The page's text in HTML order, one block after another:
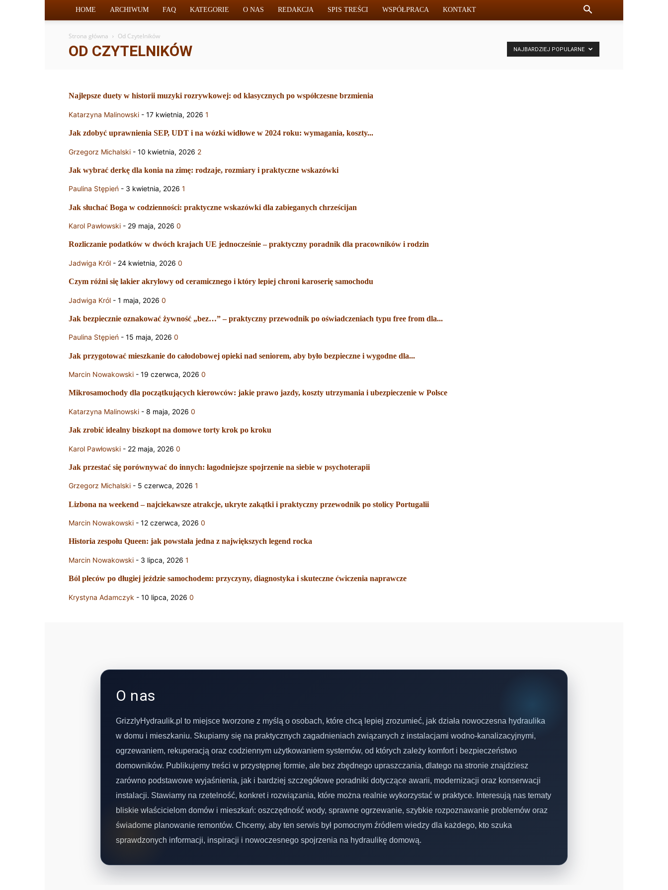
HOME ARCHIWUM FAQ KATEGORIE O NAS REDAKCJA SPIS TREŚCI WSPÓŁPRACA KONTAKT
Strona główna Od Czytelników
OD CZYTELNIKÓW NAJBARDZIEJ POPULARNE
Najlepsze duety w historii muzyki rozrywkowej: od klasycznych po współczesne brzmienia
Katarzyna Malinowski - 17 kwietnia, 2026 1
Jak zdobyć uprawnienia SEP, UDT i na wózki widłowe w 2024 roku: wymagania, koszty...
Grzegorz Michalski - 10 kwietnia, 2026 2
Jak wybrać derkę dla konia na zimę: rodzaje, rozmiary i praktyczne wskazówki
Paulina Stępień - 3 kwietnia, 2026 1
Jak słuchać Boga w codzienności: praktyczne wskazówki dla zabieganych chrześcijan
Karol Pawłowski - 29 maja, 2026 0
Rozliczanie podatków w dwóch krajach UE jednocześnie – praktyczny poradnik dla pracowników i rodzin
Jadwiga Król - 24 kwietnia, 2026 0
Czym różni się lakier akrylowy od ceramicznego i który lepiej chroni karoserię samochodu
Jadwiga Król - 1 maja, 2026 0
Jak bezpiecznie oznakować żywność „bez…” – praktyczny przewodnik po oświadczeniach typu free from dla...
Paulina Stępień - 15 maja, 2026 0
Jak przygotować mieszkanie do całodobowej opieki nad seniorem, aby było bezpieczne i wygodne dla...
Marcin Nowakowski - 19 czerwca, 2026 0
Mikrosamochody dla początkujących kierowców: jakie prawo jazdy, koszty utrzymania i ubezpieczenie w Polsce
Katarzyna Malinowski - 8 maja, 2026 0
Jak zrobić idealny biszkopt na domowe torty krok po kroku
Karol Pawłowski - 22 maja, 2026 0
Jak przestać się porównywać do innych: łagodniejsze spojrzenie na siebie w psychoterapii
Grzegorz Michalski - 5 czerwca, 2026 1
Lizbona na weekend – najciekawsze atrakcje, ukryte zakątki i praktyczny przewodnik po stolicy Portugalii
Marcin Nowakowski - 12 czerwca, 2026 0
Historia zespołu Queen: jak powstała jedna z największych legend rocka
Marcin Nowakowski - 3 lipca, 2026 1
Ból pleców po długiej jeździe samochodem: przyczyny, diagnostyka i skuteczne ćwiczenia naprawcze
Krystyna Adamczyk - 10 lipca, 2026 0
O nas
GrizzlyHydraulik.pl to miejsce tworzone z myślą o osobach, które chcą lepiej zrozumieć, jak działa nowoczesna hydraulika
w domu i mieszkaniu. Skupiamy się na praktycznych zagadnieniach związanych z instalacjami wodno-kanalizacyjnymi,
ogrzewaniem, rekuperacją oraz codziennym użytkowaniem systemów, od których zależy komfort i bezpieczeństwo
domowników. Publikujemy treści w przystępnej formie, ale bez zbędnego upraszczania, dlatego na stronie znajdziesz
zarówno podstawowe wyjaśnienia, jak i bardziej szczegółowe poradniki dotyczące awarii, modernizacji oraz konserwacji
instalacji. Stawiamy na rzetelność, konkret i rozwiązania, które można realnie wykorzystać w praktyce. Interesują nas tematy
bliskie właścicielom domów i mieszkań: oszczędność wody, sprawne ogrzewanie, szybkie rozpoznawanie problemów oraz
świadome planowanie remontów. Chcemy, aby ten serwis był pomocnym źródłem wiedzy dla każdego, kto szuka
sprawdzonych informacji, inspiracji i nowoczesnego spojrzenia na hydraulikę domową.